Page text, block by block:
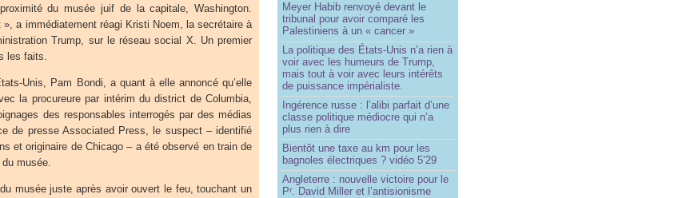
du musée juif de la capitale, Washington.
a immédiatement réagi Kristi Noem, la secrétaire à
Trump, sur le réseau social X. Un premier
les faits.
Unis, Pam Bondi, a quant à elle annoncé qu’elle
la procureure par intérim du district de Columbia,
des responsables interrogés par des médias
de presse Associated Press, le suspect – identifié
et originaire de Chicago – a été observé en train de
musée.
musée juste après avoir ouvert le feu, touchant un
Meyer Habib renvoyé devant le
tribunal pour avoir comparé les
Palestiniens à un « cancer »
La politique des États-Unis n’a rien à
voir avec les humeurs de Trump,
mais tout à voir avec leurs intérêts
de puissance impérialiste.
Ingérence russe : l’alibi parfait d’une
classe politique médiocre qui n’a
plus rien à dire
Bientôt une taxe au km pour les
bagnoles électriques ? vidéo 5’29
Angleterre : nouvelle victoire pour le
Pr
. David Miller et l’antisionisme